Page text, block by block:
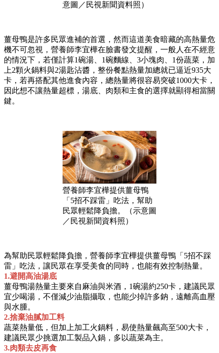
意圖／民視新聞資料照）
薑母鴨是許多民眾進補的首選，然而這道美食暗藏的高熱量危
機不可忽視，營養師李宜樺在臉書發文提醒，一般人在不經意
的情況下，若僅計算1碗湯、1碗麵線、3小塊肉、1份蔬菜，加
上2顆火鍋料與2湯匙沾醬，整份餐點熱量加總就已逼近935大
卡，若再搭配其他進食內容，總熱量將很容易突破1000大卡，
因此想不讓熱量超標，湯底、肉類和主食的選擇就顯得相當關
鍵。
營養師李宜樺提供薑母鴨
「5招不踩雷」吃法，幫助
民眾輕鬆降負擔。（示意圖
／民視新聞資料照）
為幫助民眾輕鬆降負擔，營養師李宜樺提供薑母鴨「5招不踩
雷」吃法，讓民眾在享受美食的同時，也能有效控制熱量。
1.避開高油湯底
薑母鴨湯熱量主要來自麻油與米酒，1碗湯約250卡，建議民眾
宜少喝湯，不僅減少油脂攝取，也能少掉許多鈉，遠離高血壓
與水腫。
2.捨棄油膩加工料
蔬菜熱量低，但加上加工火鍋料，易使熱量飆高至500大卡，
建議民眾少挑選加工製品入鍋，多以蔬菜為主。
3.肉類去皮再食